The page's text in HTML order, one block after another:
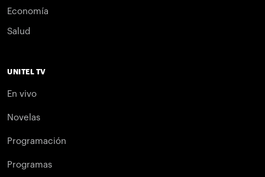
Economía
Salud
UNITEL TV
En vivo
Novelas
Programación
Programas